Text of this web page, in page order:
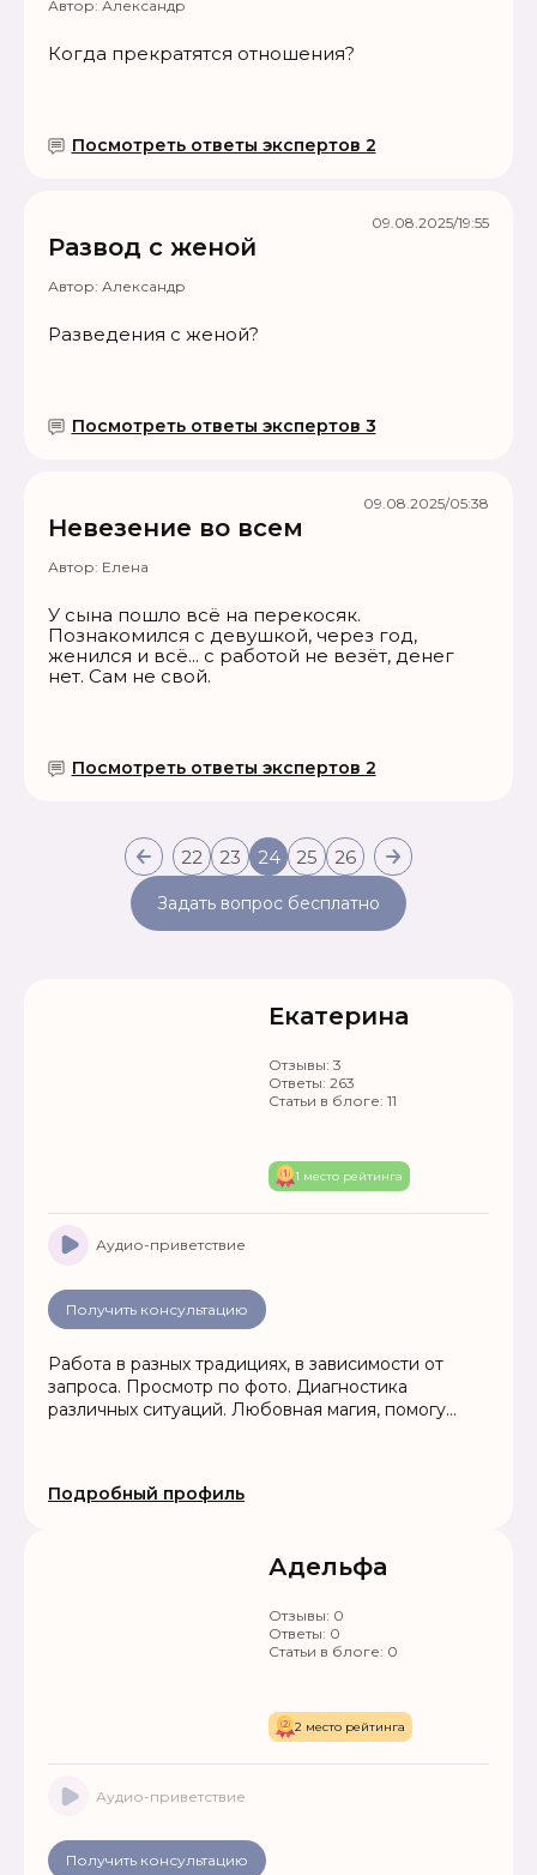
Автор: Александр
Когда прекратятся отношения?
Посмотреть ответы экспертов 2
Развод с женой
Автор: Александр
Разведения с женой?
Посмотреть ответы экспертов 3
09.08.2025/19:55
Невезение во всем
Автор: Елена
У сына пошло всё на перекосяк.
Познакомился с девушкой, через год,
женился и всё... с работой не везёт, денег
нет. Сам не свой.
Посмотреть ответы экспертов 2
09.08.2025/05:38
Задать вопрос бесплатно
22 23 24 25 26
Екатерина
Отзывы: 3
Ответы: 263
Статьи в блоге: 11
1 место рейтинга
Аудио-приветствие
Получить консультацию
Работа в разных традициях, в зависимости от
запроса. Просмотр по фото. Диагностика
различных ситуаций. Любовная магия, помогу
Помощь в решении проблем любой сложности.
Подробный профиль
Адельфа
Отзывы: 0
Ответы: 0
Статьи в блоге: 0
2 место рейтинга
Аудио-приветствие
Получить консультацию